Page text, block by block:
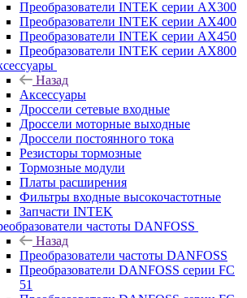
Преобразователи INTEK серии AX300
Преобразователи INTEK серии AX400
Преобразователи INTEK серии AX450
Преобразователи INTEK серии AX800
Назад
Аксессуары
Дроссели сетевые входные
Дроссели моторные выходные
Дроссели постоянного тока
Резисторы тормозные
Тормозные модули
Платы расширения
Фильтры входные высокочастотные
Запчасти INTEK
частоты DANFOSS
Назад
Преобразователи частоты DANFOSS
Преобразователи DANFOSS серии FC
51